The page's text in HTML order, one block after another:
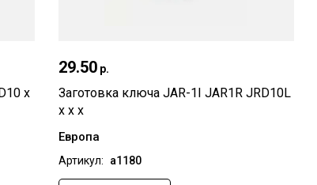
x
Заготовка ключа JAR-1I JAR1R JRD10L
x x x
29.50р.
Европа
Артикул: а1180